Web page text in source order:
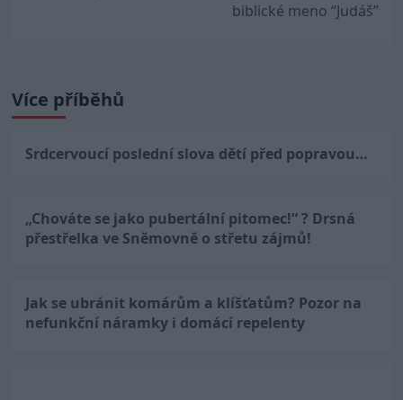
biblické meno “Judáš”
Více příběhů
Srdcervoucí poslední slova dětí před popravou…
„Chováte se jako pubertální pitomec!“ ? Drsná
přestřelka ve Sněmovně o střetu zájmů!
Jak se ubránit komárům a klíšťatům? Pozor na
nefunkční náramky i domácí repelenty